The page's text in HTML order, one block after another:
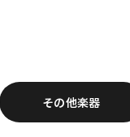
その他楽器